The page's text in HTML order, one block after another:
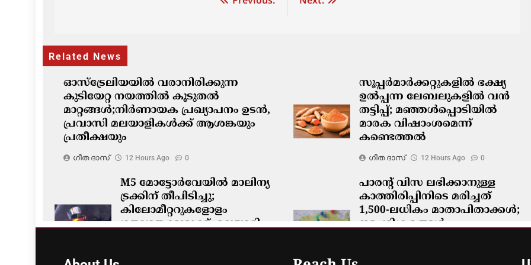
Related News
ഓസ്‌ട്രേലിയയിൽ വരാനിരിക്കുന്ന
കുടിയേറ്റ നയത്തിൽ കൂടുതൽ
മാറ്റങ്ങൾ;നിർണായക പ്രഖ്യാപനം ഉടൻ,
പ്രവാസി മലയാളികൾക്ക് ആശങ്കയും
പ്രതീക്ഷയും
ഗീത ദാസ്‌ 12 Hours Ago 0
സൂപ്പർമാർക്കറ്റുകളിൽ ഭക്ഷ്യ
ഉൽപ്പന്ന ലേബലുകളിൽ വൻ
തട്ടിപ്പ്; മഞ്ഞൾപ്പൊടിയിൽ
മാരക വിഷാംശമെന്ന്
കണ്ടെത്തൽ
ഗീത ദാസ്‌ 12 Hours Ago 0
M5 മോട്ടോർവേയിൽ മാലിന്യ
ട്രക്കിന് തീപിടിച്ചു;
കിലോമീറ്ററുകളോളം
ഗതാഗതക്കുരുക്ക്, മലയാളി
പാരന്റ് വിസ ലഭിക്കാനുള്ള
കാത്തിരിപ്പിനിടെ മരിച്ചത്
1,500-ലധികം മാതാപിതാക്കൾ;
നടപടിക്രമങ്ങൾ